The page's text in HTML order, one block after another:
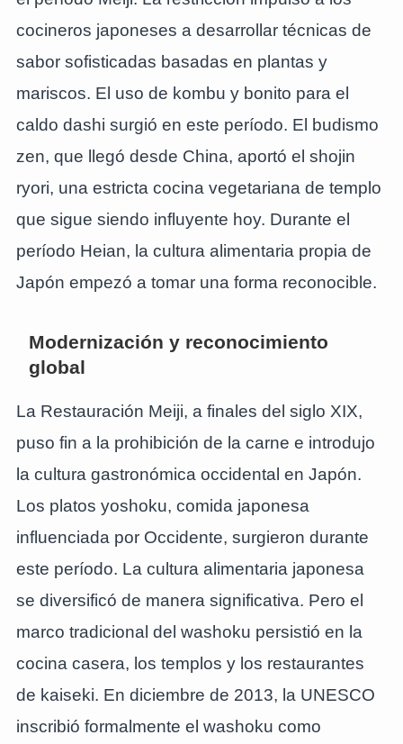
cocineros japoneses a desarrollar técnicas de
sabor sofisticadas basadas en plantas y
mariscos. El uso de kombu y bonito para el
caldo dashi surgió en este período. El budismo
zen, que llegó desde China, aportó el shojin
ryori, una estricta cocina vegetariana de templo
que sigue siendo influyente hoy. Durante el
período Heian, la cultura alimentaria propia de
Japón empezó a tomar una forma reconocible.
Modernización y reconocimiento
global
La Restauración Meiji, a finales del siglo XIX,
puso fin a la prohibición de la carne e introdujo
la cultura gastronómica occidental en Japón.
Los platos yoshoku, comida japonesa
influenciada por Occidente, surgieron durante
este período. La cultura alimentaria japonesa
se diversificó de manera significativa. Pero el
marco tradicional del washoku persistió en la
cocina casera, los templos y los restaurantes
de kaiseki. En diciembre de 2013, la UNESCO
inscribió formalmente el washoku como